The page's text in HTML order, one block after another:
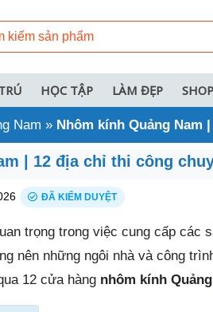
HỌC TẬP LÀM ĐẸP
Nam » Nhôm kính Quảng Nam
| 12 địa chỉ thi công
ĐÃ KIỂM DUYỆT
trọng trong việc cung cấp các
nên những ngôi nhà và công
12 cửa hàng nhôm kính